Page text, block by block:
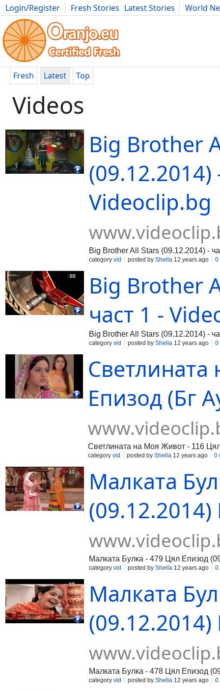
Login/Register Fresh Stories Latest Stories
World
Movies Anime Music Art Cars Advice Science
Fresh Latest Top
Videos
Big Brother
(09.12.2014)
Videoclip.bg
Big Brother All Stars (09.12.2014) -
category vid posted by Shella 12 years ago 0
Big Brother
част 1 -
Big Brother All Stars (09.12.2014) -
category vid posted by Shella 12 years ago 0
Епизод (Бг
Светлината на Моя Живот - 116
category vid posted by Shella 12 years ago 0
Малката
Малката Булка - 479 Цял Епизод
category vid posted by Shella 12 years ago 0
Малката
Малката Булка - 478 Цял Епизод
category vid posted by Shella 12 years ago 0